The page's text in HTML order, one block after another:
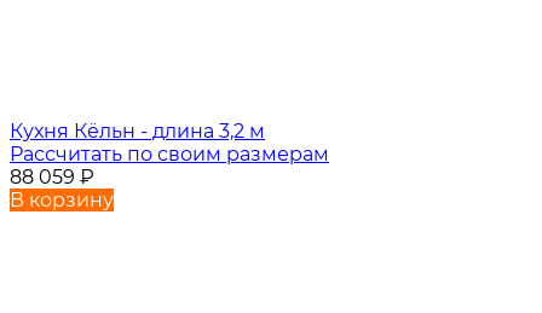
Кухня Кёльн - длина 3,2 м
Рассчитать по своим размерам
88 059 ₽
В корзину